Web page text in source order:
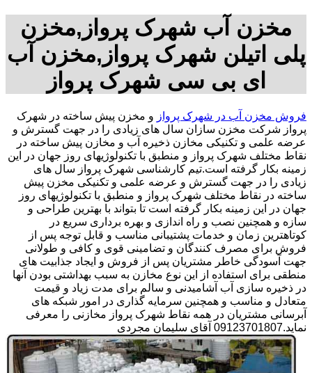
مخزن آب شهرک پرواز,مخزن
پلی اتیلن شهرک پرواز,مخزن آب
ای بی سی شهرک پرواز
فروش مخزن آب در شهرک پرواز و مخزن پیش ساخته در شهرک
پرواز شرکت مخزن سازان سال های زیادی را در جهت گسترش و
عرضه علمی و تکنیکی مخازن ذخیره آب و مخازن پیش ساخته در
نقاط مختلف شهرک پرواز و منطبق با تکنولوژیهای روز جهان در این
زمینه بکار گرفته است.تیم کارشناسی شهرک پرواز سال های
زیادی را در جهت گسترش و عرضه علمی و تکنیکی مخزن پیش
ساخته در نقاط مختلف شهرک پرواز و منطبق با تکنولوژیهای روز
جهان در این زمینه بکار گرفته است تا بتواند با بهترین طراحی و
سازه و همچنین نصب و راه اندازی و بهره برداری سریع در
کوتاهترین زمان و خدمات پشتیبانی مناسب و قابل توجه پس از
فروش برای مصرف کنندگان و تضامینی قوی و کافی و طولانی
جهت آسودگی خاطر مشتریان پس از فروش و ایجاد جذابیت های
منطقی برای استفاده از این نوع مخازن به سبب بهداشتی بودن آنها
در ذخیره سازی آب آشامیدنی و سالم برای مدت زیاد و قیمت
متعادل و مناسب و همچنین سرمایه گذاری در امور شبکه های
آبرسانی مشتریان در همه نقاط شهرک پرواز مخازنی را معرفی
نماید.09123701807 آقای سلیمان مجردی